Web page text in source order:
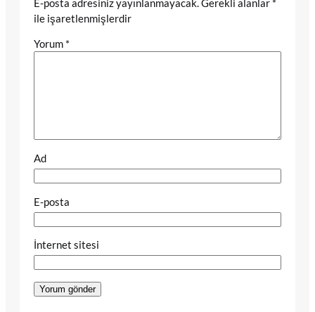
ile işaretlenmişlerdir
Yorum *
Ad
E-posta
İnternet sitesi